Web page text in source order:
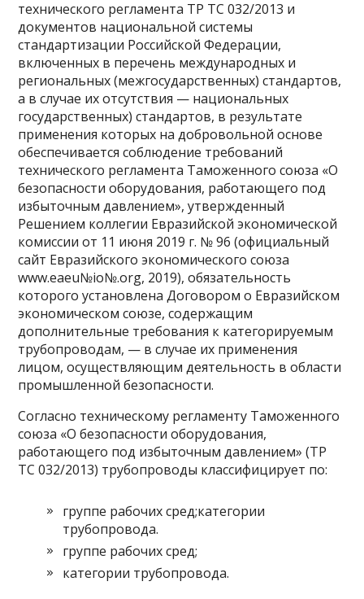
технического регламента ТР ТС 032/2013 и
документов национальной системы
стандартизации Российской Федерации,
включенных в перечень международных и
региональных (межгосударственных) стандартов,
а в случае их отсутствия — национальных
государственных) стандартов, в результате
применения которых на добровольной основе
обеспечивается соблюдение требований
технического регламента Таможенного союза «О
безопасности оборудования, работающего под
избыточным давлением», утвержденный
Решением коллегии Евразийской экономической
комиссии от 11 июня 2019 г. № 96 (официальный
сайт Евразийского экономического союза
www.eaeu№io№.org, 2019), обязательность
которого установлена Договором о Евразийском
экономическом союзе, содержащим
дополнительные требования к категорируемым
трубопроводам, — в случае их применения
лицом, осуществляющим деятельность в области
промышленной безопасности.
Согласно техническому регламенту Таможенного
союза «О безопасности оборудования,
работающего под избыточным давлением» (ТР
ТС 032/2013) трубопроводы классифицирует по:
группе рабочих сред;категории
трубопровода.
группе рабочих сред;
категории трубопровода.